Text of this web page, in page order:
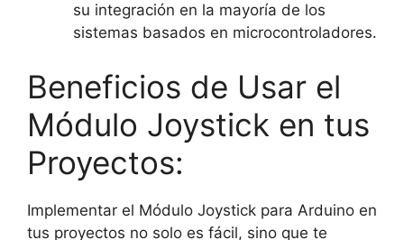
su integración en la mayoría de los
sistemas basados en microcontroladores.
Beneficios de Usar el
Módulo Joystick en tus
Proyectos:
Implementar el Módulo Joystick para Arduino en
tus proyectos no solo es fácil, sino que te